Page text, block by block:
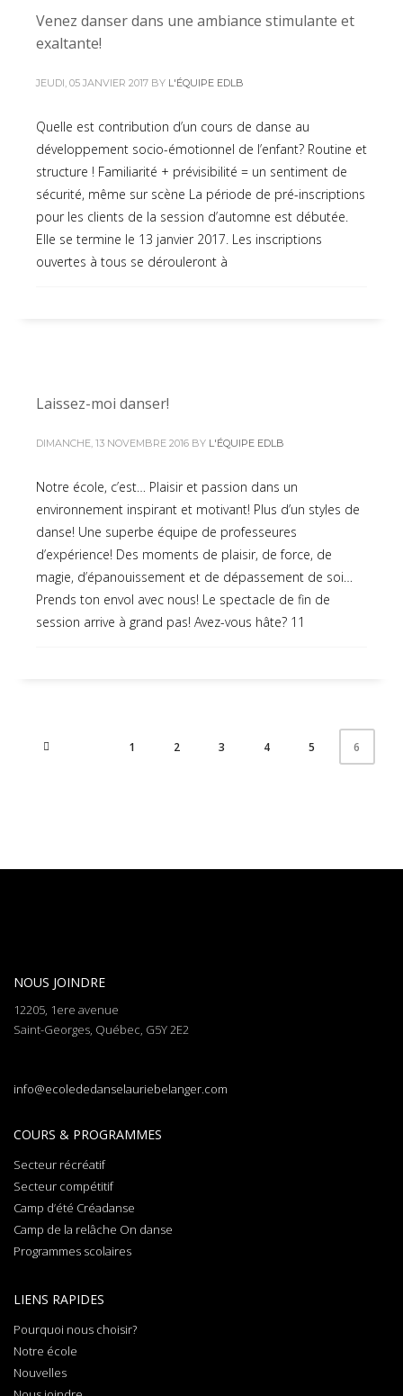
Venez danser dans une ambiance stimulante et
exaltante!
JEUDI, 05 JANVIER 2017 BY L'ÉQUIPE EDLB
Quelle est contribution d’un cours de danse au
développement socio-émotionnel de l’enfant? Routine et
structure ! Familiarité + prévisibilité = un sentiment de
sécurité, même sur scène La période de pré-inscriptions
pour les clients de la session d’automne est débutée.
Elle se termine le 13 janvier 2017. Les inscriptions
ouvertes à tous se dérouleront à
Laissez-moi danser!
DIMANCHE, 13 NOVEMBRE 2016 BY L'ÉQUIPE EDLB
Notre école, c’est… Plaisir et passion dans un
environnement inspirant et motivant! Plus d’un styles de
danse! Une superbe équipe de professeures
d’expérience! Des moments de plaisir, de force, de
magie, d’épanouissement et de dépassement de soi…
Prends ton envol avec nous! Le spectacle de fin de
session arrive à grand pas! Avez-vous hâte? 11
1 2 3 4 5 6
NOUS JOINDRE
12205, 1ere avenue
Saint-Georges, Québec, G5Y 2E2
info@ecolededanselauriebelanger.com
COURS & PROGRAMMES
Secteur récréatif
Secteur compétitif
Camp d’été Créadanse
Camp de la relâche On danse
Programmes scolaires
LIENS RAPIDES
Pourquoi nous choisir?
Notre école
Nouvelles